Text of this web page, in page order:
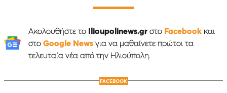
Ακολουθήστε το Ilioupolinews.grστο Facebookκαι
στο Google Newsγια να μαθαίνετε πρώτοι τα
τελευταία νέα από την Ηλιούπολη.
FACEBOOK